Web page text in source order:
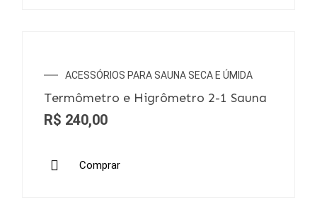
ACESSÓRIOS PARA SAUNA SECA E ÚMIDA
Termômetro e Higrômetro 2-1 Sauna
R$ 240,00
Comprar